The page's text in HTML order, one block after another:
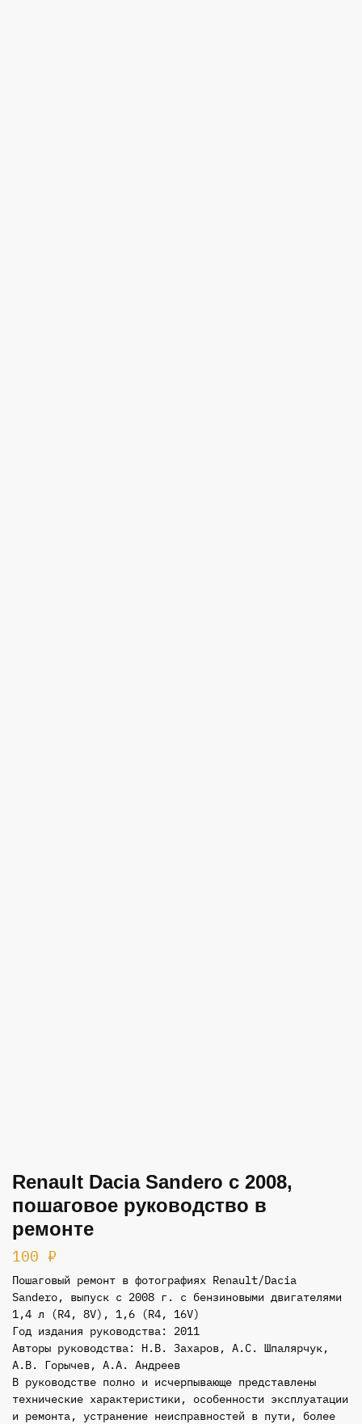
Renault Dacia Sandero с 2008,
пошаговое руководство в
ремонте
100 ₽
Пошаговый ремонт в фотографиях Renault/Dacia
Sandero, выпуск с 2008 г. с бензиновыми двигателями
1,4 л (R4, 8V), 1,6 (R4, 16V)
Год издания руководства: 2011
Авторы руководства: Н.В. Захаров, А.С. Шпалярчук,
А.В. Горычев, А.А. Андреев
В руководстве полно и исчерпывающе представлены
технические характеристики, особенности эксплуатации
и ремонта, устранение неисправностей в пути, более